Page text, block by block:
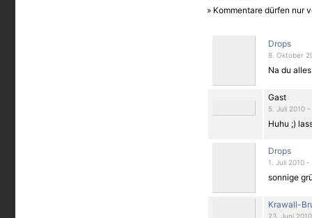
» Kommentare dürfen nur
Drops
8. Oktober
Na du
Gast
5. Juli 2010 -
Huhu ;)
Drops
1. Juli 2010 -
sonnige
Krawall-
23. Juni